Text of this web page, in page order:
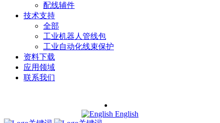
配线辅件
技术支持
全部
工业机器人管线包
工业自动化线束保护
资料下载
应用领域
联系我们
English